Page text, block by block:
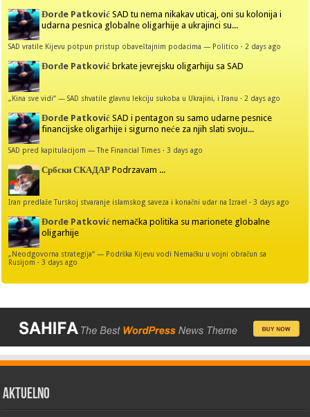
Đorđe Patković SAD tu nema nikakav uticaj, oni su kolonija i
udarna pesnica globalne oligarhije a ukrajinci su...
SAD vratile Kijevu potpun pristup obaveštajnim podacima — Politico ·2 days ago
Đorđe Patković brkate jevrejsku oligarhiju sa SAD
„Kina sve vidi“ — SAD shvatile glavnu lekciju sukoba u Ukrajini, i Iranu ·2 days ago
Đorđe Patković SAD i pentagon su samo udarne pesnice
financijske oligarhije i sigurno neće za njih slati svoju...
SAD pred kapitulacijom — The Financial Times ·3 days ago
Србски СКАДАР Podrzavam ...
Iran predlaže Turskoj stvaranje islamskog saveza i konačni udar na Izrael ·3 days ago
Đorđe Patković nemačka politika su marionete globalne
oligarhije
„Neodgovorna strategija“ — Podrška Kijevu vodi Nemačku u vojni obračun sa
Rusijom ·3 days ago
AKTUELNO